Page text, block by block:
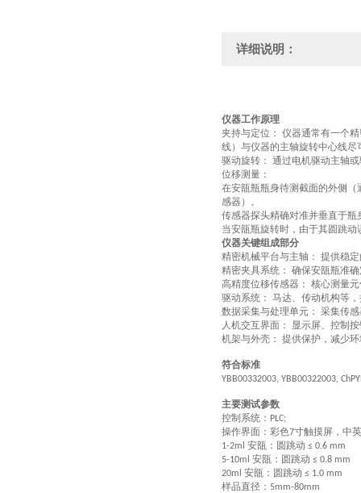
详细说明：
仪器工作原理
夹持与定位： 仪器通常有一个
线）与仪器的主轴旋转中心线尽
驱动旋转： 通过电机驱动主轴
位移测量：
在安瓿瓶瓶身待测截面的外侧
感器）。
传感器探头精确对准并垂直于
当安瓿瓶旋转时，由于其圆跳
仪器关键组成部分
精密机械平台与主轴： 提供稳
精密夹具系统： 确保安瓿瓶准
高精度位移传感器： 核心测量
驱动系统： 马达、传动机构等
数据采集与处理单元： 采集传
人机交互界面：
显示屏、控制
机架与外壳： 提供保护，减少
符合标准
YBB00332003, YBB00322003,
主要测试参数
控制系统： PLC;
操作界面：彩色7寸触摸屏，中
1-2ml 安瓿：圆跳动 ≤ 0.6 mm
5-10ml 安瓿：圆跳动 ≤ 0.8 mm
20ml 安瓿：圆跳动 ≤ 1.0 mm
样品直径： 5mm-